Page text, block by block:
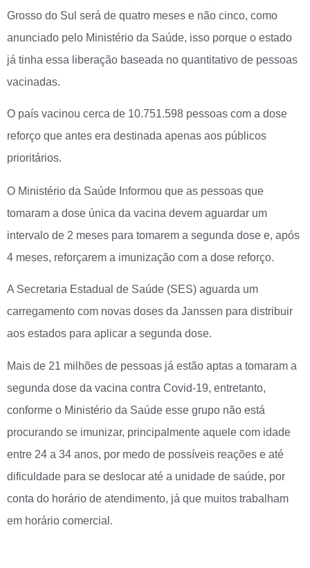
Grosso do Sul será de quatro meses e não cinco, como
anunciado pelo Ministério da Saúde, isso porque o estado
já tinha essa liberação baseada no quantitativo de pessoas
vacinadas.
O país vacinou cerca de 10.751.598 pessoas com a dose
reforço que antes era destinada apenas aos públicos
prioritários.
O Ministério da Saúde Informou que as pessoas que
tomaram a dose única da vacina devem aguardar um
intervalo de 2 meses para tomarem a segunda dose e, após
4 meses, reforçarem a imunização com a dose reforço.
A Secretaria Estadual de Saúde (SES) aguarda um
carregamento com novas doses da Janssen para distribuir
aos estados para aplicar a segunda dose.
Mais de 21 milhões de pessoas já estão aptas a tomaram a
segunda dose da vacina contra Covid-19, entretanto,
conforme o Ministério da Saúde esse grupo não está
procurando se imunizar, principalmente aquele com idade
entre 24 a 34 anos, por medo de possíveis reações e até
dificuldade para se deslocar até a unidade de saúde, por
conta do horário de atendimento, já que muitos trabalham
em horário comercial.